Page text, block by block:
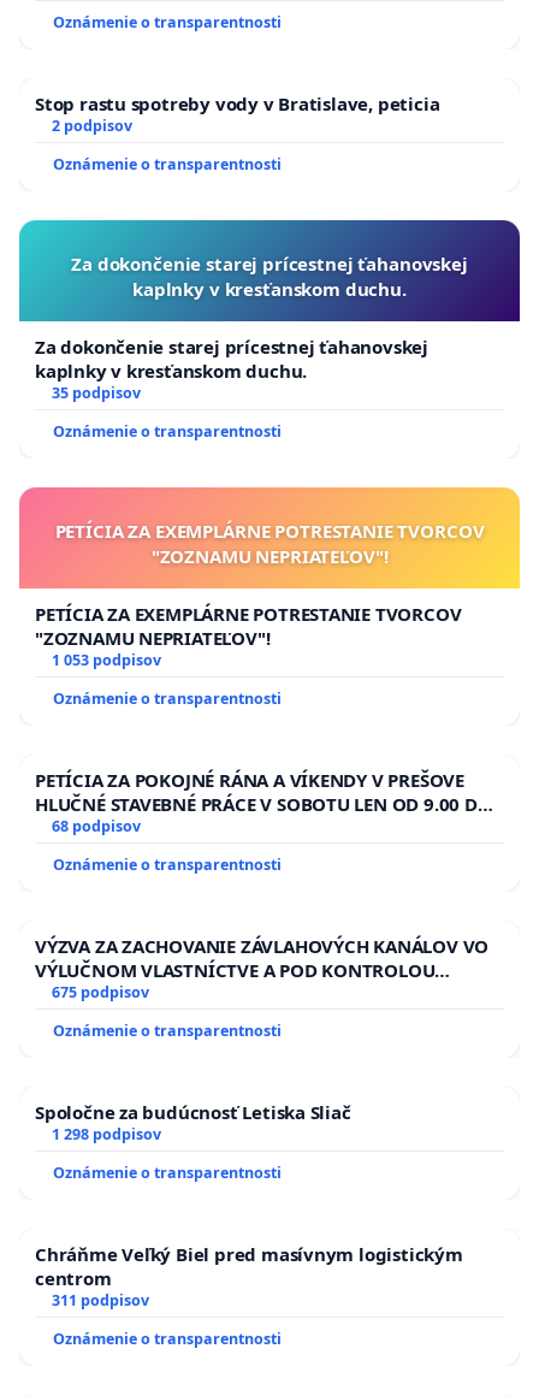
Oznámenie o transparentnosti
Stop rastu spotreby vody v Bratislave, peticia
2 podpisov
Oznámenie o transparentnosti
Za dokončenie starej prícestnej ťahanovskej
kaplnky v kresťanskom duchu.
Za dokončenie starej prícestnej ťahanovskej
kaplnky v kresťanskom duchu.
35 podpisov
Oznámenie o transparentnosti
PETÍCIA ZA EXEMPLÁRNE POTRESTANIE TVORCOV
"ZOZNAMU NEPRIATEĽOV"!
PETÍCIA ZA EXEMPLÁRNE POTRESTANIE TVORCOV
"ZOZNAMU NEPRIATEĽOV"!
1 053 podpisov
Oznámenie o transparentnosti
PETÍCIA ZA POKOJNÉ RÁNA A VÍKENDY V PREŠOVE
HLUČNÉ STAVEBNÉ PRÁCE V SOBOTU LEN OD 9.00 DO
13.00 HOD., CEZ PRACOVNÝ TÝŽDEŇ CIEĽ 8.00 – 18.00
ĎUMBIERSKEJ/MAGU
68 podpisov
Oznámenie o transparentnosti
VÝZVA ZA ZACHOVANIE ZÁVLAHOVÝCH KANÁLOV VO
VÝLUČNOM VLASTNÍCTVE A POD KONTROLOU
SLOVENSKEJ REPUBLIKY & žiadosť na riešenie
kanálov na Slovensku
675 podpisov
Oznámenie o transparentnosti
Spoločne za budúcnosť Letiska Sliač
1 298 podpisov
Oznámenie o transparentnosti
Chráňme Veľký Biel pred masívnym logistickým
centrom
311 podpisov
Oznámenie o transparentnosti